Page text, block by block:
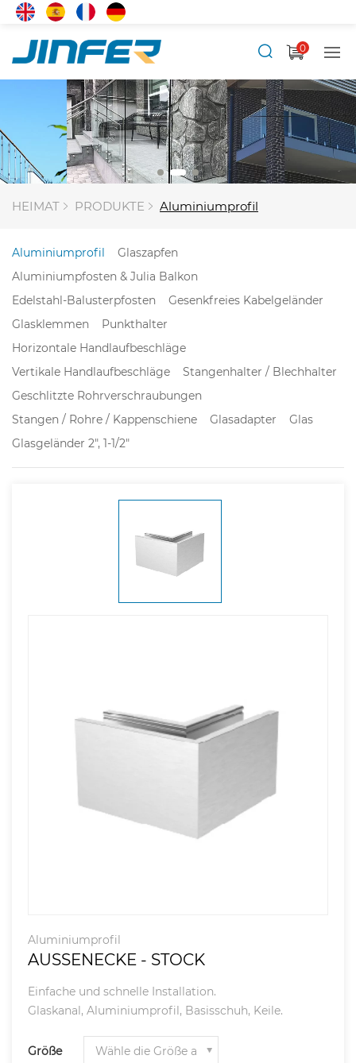
0
HEIMAT PRODUKTE Aluminiumprofil
Aluminiumprofil
Glaszapfen
Aluminiumpfosten & Julia Balkon
Edelstahl-Balusterpfosten
Gesenkfreies Kabelgeländer
Glasklemmen
Punkthalter
Horizontale Handlaufbeschläge
Vertikale Handlaufbeschläge
Stangenhalter / Blechhalter
Geschlitzte Rohrverschraubungen
Stangen / Rohre / Kappenschiene
Glasadapter
Glas
Glasgeländer 2", 1-1/2"
Aluminiumprofil
AUSSENECKE - STOCK
Einfache und schnelle Installation.
Glaskanal, Aluminiumprofil, Basisschuh, Keile.
Größe